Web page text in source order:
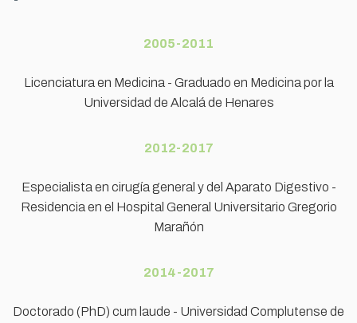
2005-2011
Licenciatura en Medicina - Graduado en Medicina por la
Universidad de Alcalá de Henares
2012-2017
Especialista en cirugía general y del Aparato Digestivo -
Residencia en el Hospital General Universitario Gregorio
Marañón
2014-2017
Doctorado (PhD) cum laude - Universidad Complutense de